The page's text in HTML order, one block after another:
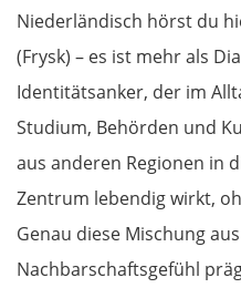
Niederländisch hörst du
(Frysk) – es ist mehr als
Identitätsanker, der im
Studium, Behörden und
aus anderen Regionen in
Zentrum lebendig wirkt,
Genau diese Mischung
Nachbarschaftsgefühl